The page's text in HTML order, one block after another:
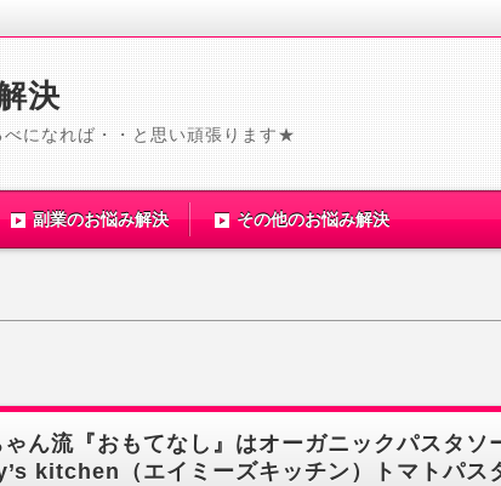
決
になれば・・と思い頑張ります★
副業のお悩み解決 その他のお悩み解決
ん流『おもてなし』はオーガニックパスタソ
kitchen（エイミーズキッチン）トマトパス